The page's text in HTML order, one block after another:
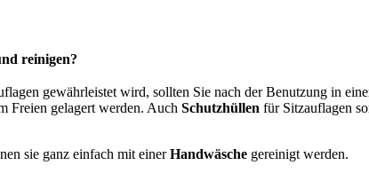
reinigen?
gewährleistet wird, sollten Sie nach der Benutzung in
Freien gelagert werden. Auch Schutzhüllen für Sitzauflagen
sie ganz einfach mit einerHandwäsche gereinigt werden.